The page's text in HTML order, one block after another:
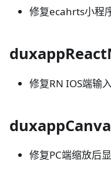
修复ecahrts小程
修复RN IOS端输
修复PC端缩放后